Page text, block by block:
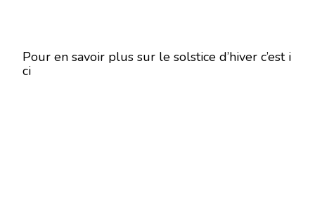
Pour en savoir plus sur le solstice d’hiver c’est i
ci